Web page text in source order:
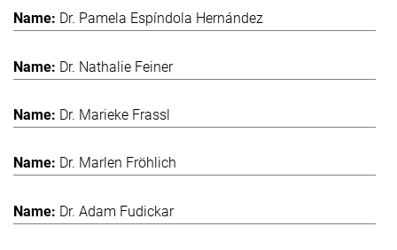
Dr. Pamela Espíndola Hernández
Dr. Nathalie Feiner
Dr. Marieke Frassl
Dr. Marlen Fröhlich
Dr. Adam Fudickar